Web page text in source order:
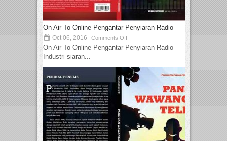
On Air To Online Pengantar Penyiaran Radio
Oct 06, 2016 Comments Off
On Air To Online Pengantar Penyiaran Radio
Industri siaran...